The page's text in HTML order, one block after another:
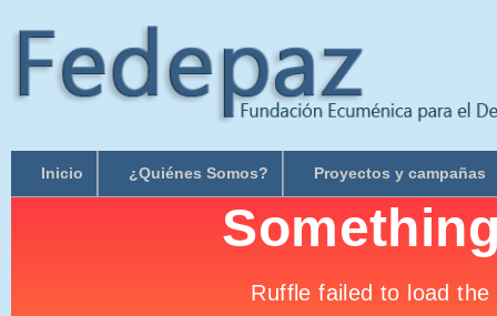
Inicio ¿Quiénes Somos? Proyectos y campañas